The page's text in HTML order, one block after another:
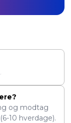
og modtag
(6-10 hverdage).